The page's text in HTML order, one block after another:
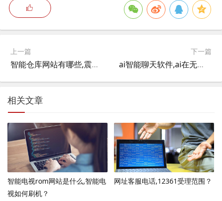
上一篇
智能仓库网站有哪些,震坤行推出的智能小仓库，到底是有什么作用？
下一篇
ai智能聊天软件,ai在无线通信的应用？
相关文章
智能电视rom网站是什么,智能电
视如何刷机？
网址客服电话,12361受理范围？